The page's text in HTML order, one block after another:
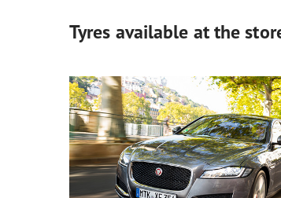
Tyres available at the